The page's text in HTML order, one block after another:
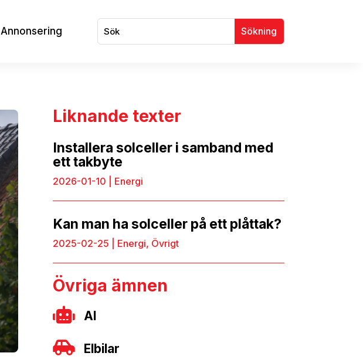
Annonsering
Liknande texter
Installera solceller i samband med
ett takbyte
2026-01-10 Energi
Kan man ha solceller på ett plåttak?
2025-02-25 Energi, Övrigt
Övriga ämnen
 AI
 Elbilar